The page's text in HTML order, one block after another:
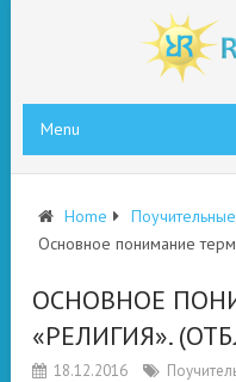
Menu
Home
Основное понимание
ОСНОВНОЕ
«РЕЛИГИЯ».
18.12.2016